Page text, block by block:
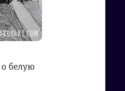
белую